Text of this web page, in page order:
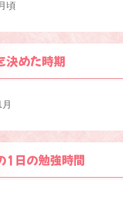
頃
決めた時期
1日の勉強時間